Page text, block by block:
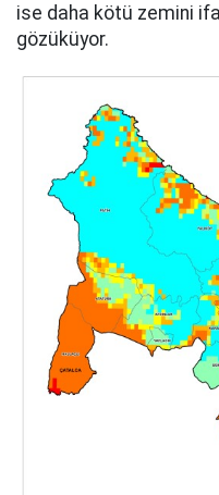
ise daha kötü zemini
gözüküyor.